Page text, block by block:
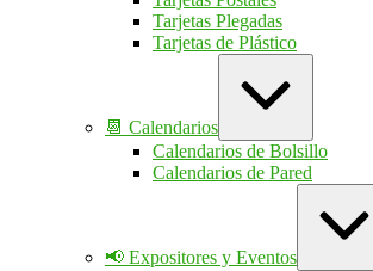
Tarjetas Plegadas
Tarjetas de Plástico
📆 Calendarios
Calendarios de Bolsillo
Calendarios de Pared
📢 Expositores y Eventos